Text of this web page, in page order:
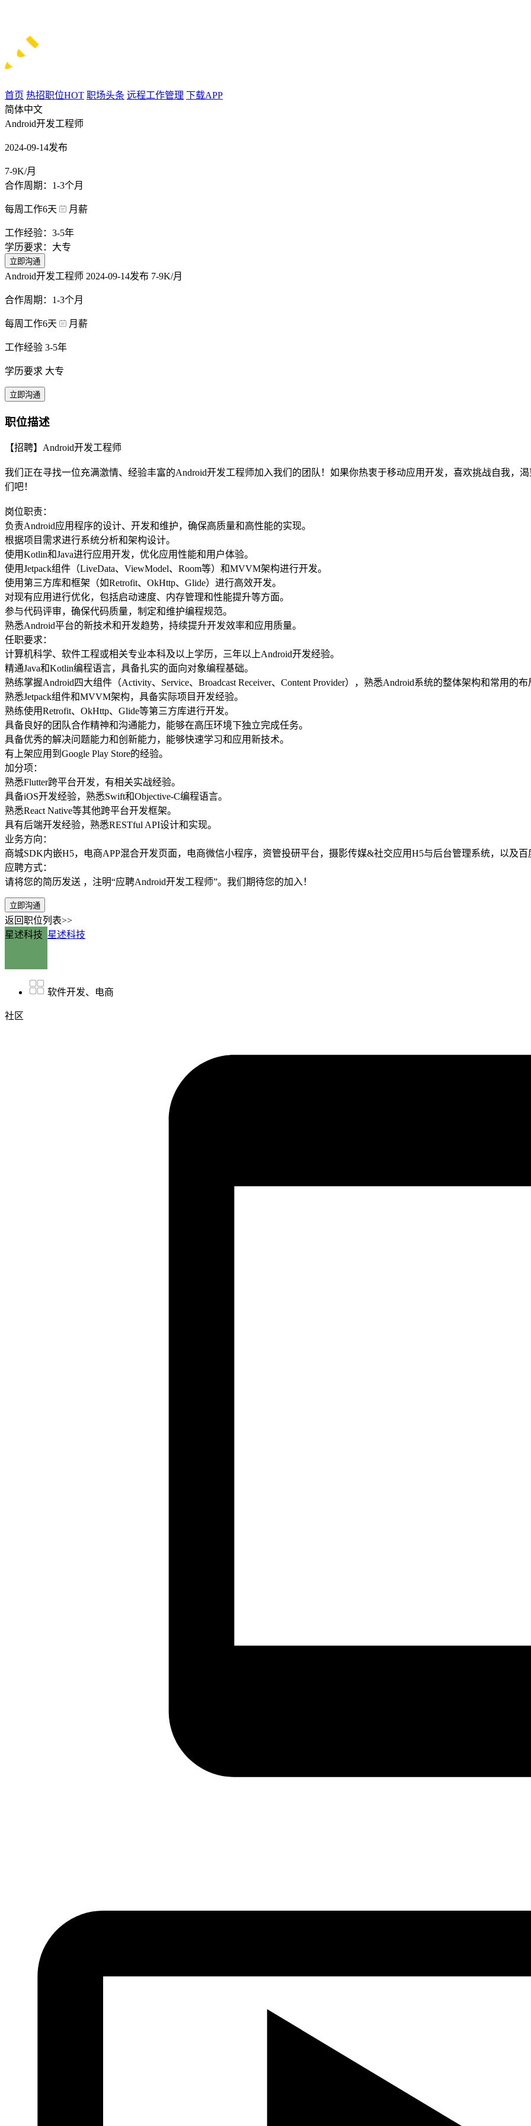
首页 热招职位HOT 职场头条 远程工作管理 下载APP
简体中文
Android开发工程师
2024-09-14发布
7-9K/月
合作周期：1-3个月
每周工作6天 月薪
工作经验：3-5年
学历要求：大专
立即沟通
Android开发工程师 2024-09-14发布 7-9K/月
合作周期：1-3个月
每周工作6天 月薪
工作经验 3-5年
学历要求 大专
立即沟通
职位描述
【招聘】Android开发工程师
我们正在寻找一位充满激情、经验丰富的Android开发工程师加入我们的团队！如果你热衷于移动应用开发，喜欢挑战自我，
们吧！
岗位职责：
负责Android应用程序的设计、开发和维护，确保高质量和高性能的实现。
根据项目需求进行系统分析和架构设计。
使用Kotlin和Java进行应用开发，优化应用性能和用户体验。
使用Jetpack组件（LiveData、ViewModel、Room等）和MVVM架构进行开发。
使用第三方库和框架（如Retrofit、OkHttp、Glide）进行高效开发。
对现有应用进行优化，包括启动速度、内存管理和性能提升等方面。
参与代码评审，确保代码质量，制定和维护编程规范。
熟悉Android平台的新技术和开发趋势，持续提升开发效率和应用质量。
任职要求：
计算机科学、软件工程或相关专业本科及以上学历，三年以上Android开发经验。
精通Java和Kotlin编程语言，具备扎实的面向对象编程基础。
熟练掌握Android四大组件（Activity、Service、Broadcast Receiver、Content Provider），熟悉Android系统的整体架构和常用的布
熟悉Jetpack组件和MVVM架构，具备实际项目开发经验。
熟练使用Retrofit、OkHttp、Glide等第三方库进行开发。
具备良好的团队合作精神和沟通能力，能够在高压环境下独立完成任务。
具备优秀的解决问题能力和创新能力，能够快速学习和应用新技术。
有上架应用到Google Play Store的经验。
加分项：
熟悉Flutter跨平台开发，有相关实战经验。
具备iOS开发经验，熟悉Swift和Objective-C编程语言。
熟悉React Native等其他跨平台开发框架。
具有后端开发经验，熟悉RESTful API设计和实现。
业务方向：
商城SDK内嵌H5，电商APP混合开发页面，电商微信小程序，资管投研平台，摄影传媒&社交应用H5与后台管理系统，以及
应聘方式：
请将您的简历发送 ，注明“应聘Android开发工程师”。我们期待您的加入！
立即沟通
返回职位列表>>
星述科技 星述科技
软件开发、电商
社区